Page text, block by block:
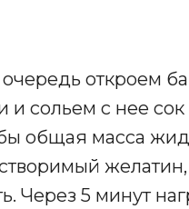
откроем
и сольем с нее
общая масса
Через 5 минут